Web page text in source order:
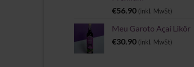
€56.90 (inkl. MwSt)
Meu Garoto Açaí Likör
€30.90 (inkl. MwSt)